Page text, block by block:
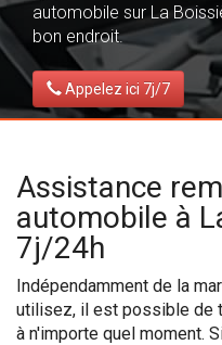
automobile sur La
bon endroit.
Appelez ici 7j/7
Assistance
automobile à
7j/24h
Indépendamment de la
utilisez, il est possible de
à n'importe quel moment.